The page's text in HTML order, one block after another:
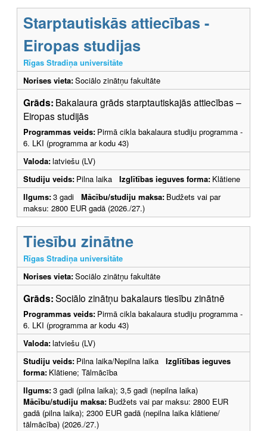
Starptautiskās attiecības -
Eiropas studijas
Rīgas Stradiņa universitāte
Norises vieta:Sociālo zinātņu fakultāte
Grāds: Bakalaura grāds starptautiskajās attiecības –
Eiropas studijās
Programmas veids: Pirmā cikla bakalaura studiju programma -
6. LKI (programma ar kodu 43)
Valoda:latviešu (LV)
Studiju veids: Pilna laika Izglītības ieguves forma: Klātiene
Ilgums:3 gadi Mācību/studiju maksa: Budžets vai par
maksu: 2800 EUR gadā (2026./27.)
Tiesību zinātne
Rīgas Stradiņa universitāte
Norises vieta:Sociālo zinātņu fakultāte
Grāds:Sociālo zinātņu bakalaurs tiesību zinātnē
Programmas veids: Pirmā cikla bakalaura studiju programma -
6. LKI (programma ar kodu 43)
Valoda:latviešu (LV)
Studiju veids: Pilna laika/Nepilna laika Izglītības ieguves
forma: Klātiene; Tālmācība
Ilgums:3 gadi (pilna laika); 3,5 gadi (nepilna laika)
Mācību/studiju maksa: Budžets vai par maksu: 2800 EUR
gadā (pilna laika); 2300 EUR gadā (nepilna laika klātiene/
tālmācība) (2026./27.)